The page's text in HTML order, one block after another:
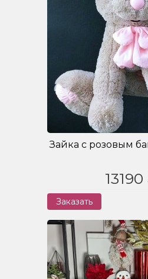
Зайка с розовым
Заказать